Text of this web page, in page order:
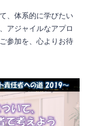
、体系的に学びたい
アジャイルなアプロ
参加を、心よりお待